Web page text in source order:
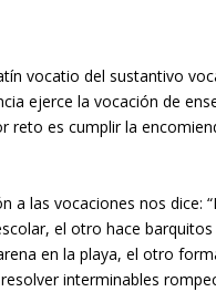
vocatio del sustantivo
ejerce la vocación de
reto es cumplir la
a las vocaciones nos dice:
el otro hace
en la playa, el otro
interminables